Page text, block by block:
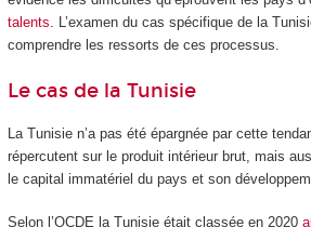
talents . L’examen du cas spécifique de la
comprendre les ressorts de ces processus.
Le cas de la Tunisie
La Tunisie n’a pas été épargnée par cette
répercutent sur le produit intérieur brut, mais
le capital immatériel du pays et son
Selon l’OCDE la Tunisie était classée en 2020